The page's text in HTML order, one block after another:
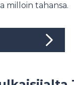
milloin tahansa.